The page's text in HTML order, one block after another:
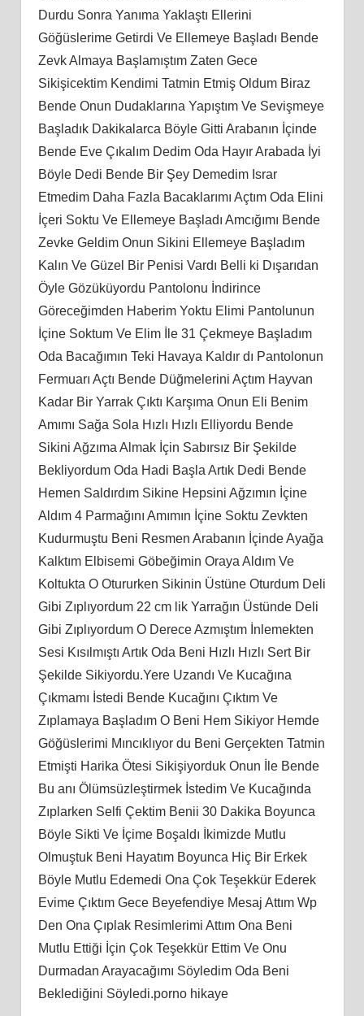
Durdu Sonra Yanıma Yaklaştı Ellerini
Göğüslerime Getirdi Ve Ellemeye Başladı Bende
Zevk Almaya Başlamıştım Zaten Gece
Sikişicektim Kendimi Tatmin Etmiş Oldum Biraz
Bende Onun Dudaklarına Yapıştım Ve Sevişmeye
Başladık Dakikalarca Böyle Gitti Arabanın İçinde
Bende Eve Çıkalım Dedim Oda Hayır Arabada İyi
Böyle Dedi Bende Bir Şey Demedim Israr
Etmedim Daha Fazla Bacaklarımı Açtım Oda Elini
İçeri Soktu Ve Ellemeye Başladı Amcığımı Bende
Zevke Geldim Onun Sikini Ellemeye Başladım
Kalın Ve Güzel Bir Penisi Vardı Belli ki Dışarıdan
Öyle Gözüküyordu Pantolonu İndirince
Göreceğimden Haberim Yoktu Elimi Pantolunun
İçine Soktum Ve Elim İle 31 Çekmeye Başladım
Oda Bacağımın Teki Havaya Kaldır dı Pantolonun
Fermuarı Açtı Bende Düğmelerini Açtım Hayvan
Kadar Bir Yarrak Çıktı Karşıma Onun Eli Benim
Amımı Sağa Sola Hızlı Hızlı Elliyordu Bende
Sikini Ağzıma Almak İçin Sabırsız Bir Şekilde
Bekliyordum Oda Hadi Başla Artık Dedi Bende
Hemen Saldırdım Sikine Hepsini Ağzımın İçine
Aldım 4 Parmağını Amımın İçine Soktu Zevkten
Kudurmuştu Beni Resmen Arabanın İçinde Ayağa
Kalktım Elbisemi Göbeğimin Oraya Aldım Ve
Koltukta O Otururken Sikinin Üstüne Oturdum Deli
Gibi Zıplıyordum 22 cm lik Yarrağın Üstünde Deli
Gibi Zıplıyordum O Derece Azmıştım İnlemekten
Sesi Kısılmıştı Artık Oda Beni Hızlı Hızlı Sert Bir
Şekilde Sikiyordu.Yere Uzandı Ve Kucağına
Çıkmamı İstedi Bende Kucağını Çıktım Ve
Zıplamaya Başladım O Beni Hem Sikiyor Hemde
Göğüslerimi Mıncıklıyor du Beni Gerçekten Tatmin
Etmişti Harika Ötesi Sikişiyorduk Onun İle Bende
Bu anı Ölümsüzleştirmek İstedim Ve Kucağında
Zıplarken Selfi Çektim Benii 30 Dakika Boyunca
Böyle Sikti Ve İçime Boşaldı İkimizde Mutlu
Olmuştuk Beni Hayatım Boyunca Hiç Bir Erkek
Böyle Mutlu Edemedi Ona Çok Teşekkür Ederek
Evime Çıktım Gece Beyefendiye Mesaj Attım Wp
Den Ona Çıplak Resimlerimi Attım Ona Beni
Mutlu Ettiği İçin Çok Teşekkür Ettim Ve Onu
Durmadan Arayacağımı Söyledim Oda Beni
Beklediğini Söyledi.porno hikaye